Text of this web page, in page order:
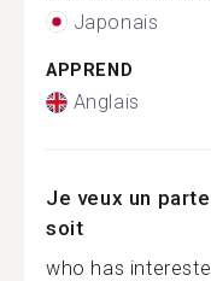
Japonais
APPREND
Anglais
Je veux un
soit
who has